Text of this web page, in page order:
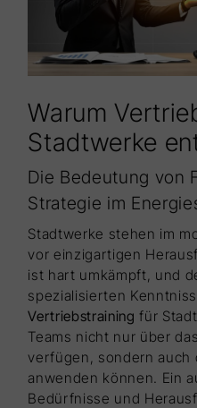
Warum
Stadtwerke
Die Bedeutung von
Strategie im
Stadtwerke stehen im
vor einzigartigen
ist hart umkämpft, und
spezialisierten
Vertriebstraining für
Teams nicht nur über
verfügen, sondern auch
anwenden können. Ein
Bedürfnisse und